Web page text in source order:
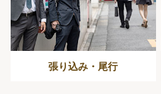
張り込み・尾行